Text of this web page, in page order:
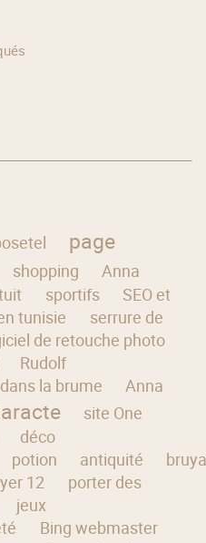
page
shopping
Anna
sportifs
SEO et
tunisie
serrure de
de retouche photo
Rudolf
la brume
Anna
site One
déco
potion antiquité
12
porter des
jeux
Bing webmaster